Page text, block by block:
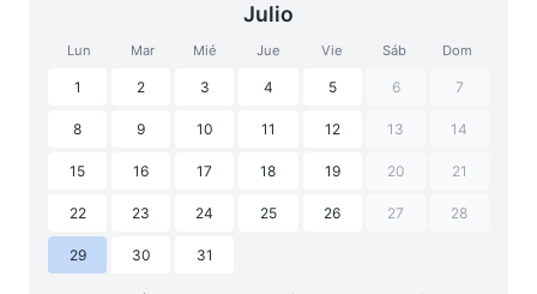
Julio
Lun Mar Mié Jue Vie Sáb Dom
1 2 3 4 5 6 7
8 9 10 11 12 13 14
15 16 17 18 19 20 21
22 23 24 25 26 27 28
29 30 31